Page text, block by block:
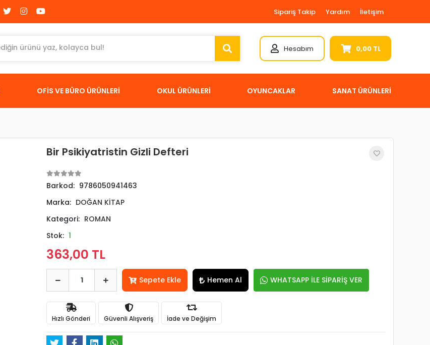
Sipariş Takip Yardım İletişim
Hesabım 0,00 TL
OFİS VE BÜRO ÜRÜNLERİ OKUL ÜRÜNLERİ OYUNCAKLAR SANAT ÜRÜNLERİ
Bir Psikiyatristin Gizli Defteri
Barkod: 9786050941463
Marka: DOĞAN KİTAP
Kategori: ROMAN
Stok: 1
363,00 TL
Sepete Ekle Hemen Al WHATSAPP İLE SİPARİŞ VER
Hızlı Gönderi Güvenli Alışveriş İade ve Değişim